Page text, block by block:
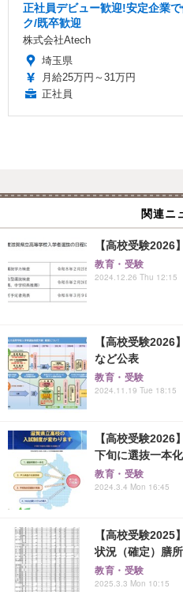
正社員デビュー歓迎!安定企業
ク/既卒歓迎
株式会社Atech
埼玉県
月給25万円～31万円
正社員
関連ニ
【高校受験2026
教育・受験
2024.12.26 Thu 12:15
【高校受験2026
など公表
教育・受験
2024.11.19 Tue 18:15
【高校受験
下旬に選抜一本化
教育・受験
2024.3.4 Mon 16:45
【高校受験2025
状況（確定）膳
教育・受験
2025.3.3 Mon 10:15